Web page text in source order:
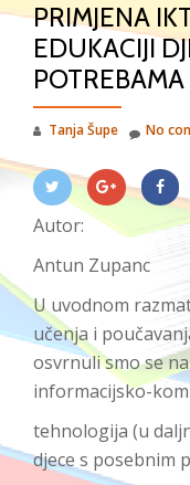
PRIMJENA
EDUKACIJI
POTREBAMA
Tanja Šupe No
Autor:
Antun Zupanc
U uvodnom
učenja i
osvrnuli smo se
informacijsko-
tehnologija (u
djece s posebnim